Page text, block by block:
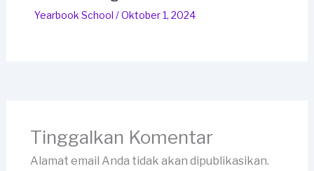
Yearbook School /Oktober 1, 2024
Tinggalkan Komentar
Alamat email Anda tidak akan dipublikasikan.